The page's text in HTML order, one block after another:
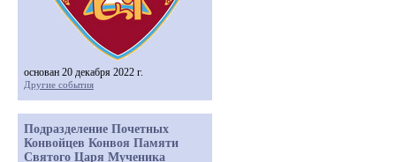
основан 20 декабря 2022 г.
Другие события
Подразделение Почетных
Конвойцев Конвоя Памяти
Святого Царя Мученика